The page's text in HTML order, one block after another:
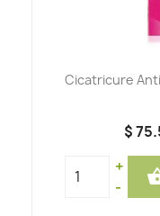
Cicatricure
$
+
-